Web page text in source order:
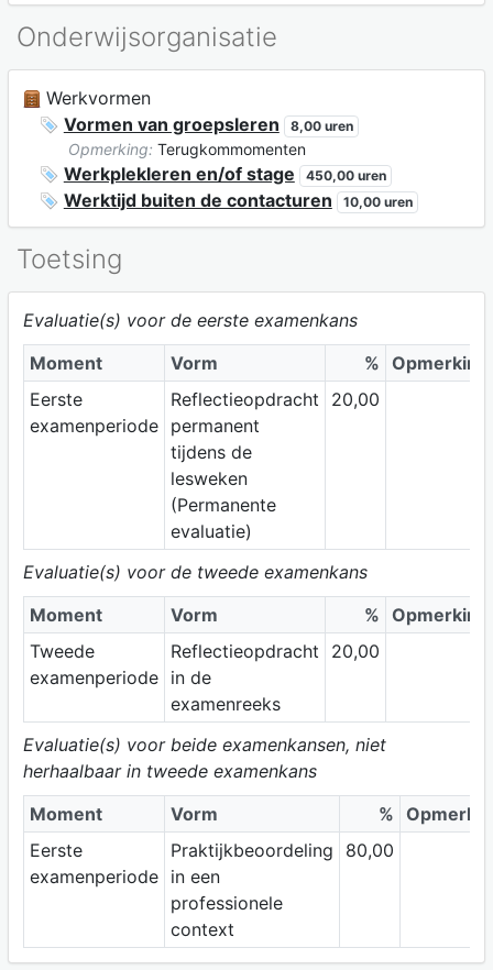
Onderwijsorganisatie
Werkvormen
Vormen van groepsleren
8,00 uren
Opmerking: Terugkommomenten
Werkplekleren en/of stage 450,00 uren
Werktijd buiten de contacturen 10,00 uren
Toetsing
Evaluatie(s) voor de eerste examenkans
Moment
Vorm % Opmerking
Eerste
examenperiode
Reflectieopdracht
permanent
tijdens de
lesweken
(Permanente
evaluatie)
20,00
Evaluatie(s) voor de tweede examenkans
Moment
Vorm % Opmerking
Tweede
examenperiode
Reflectieopdracht
in de
examenreeks
20,00
Evaluatie(s) voor beide examenkansen, niet
herhaalbaar in tweede examenkans
Moment
Vorm %
Eerste
examenperiode
Praktijkbeoordeling
in een
professionele
context
80,00